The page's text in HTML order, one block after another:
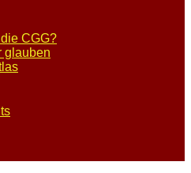
CGG?
glauben